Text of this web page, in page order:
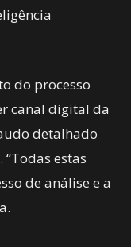
do processo
canal digital da
detalhado
estas
de análise e a